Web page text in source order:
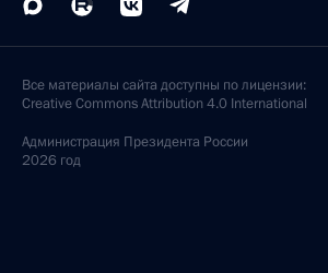
Все материалы сайта доступны по лицензии:
Creative Commons Attribution 4.0 International
Администрация Президента России
2026 год